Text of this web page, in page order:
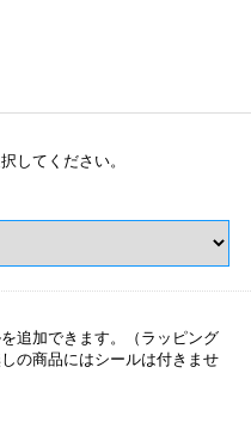
してください。
追加できます。（ラッピング
の商品にはシールは付きませ